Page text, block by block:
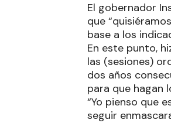
El gobernador
que
base a los
En este punto,
las (sesiones)
dos años
para que hagan
“Yo pienso que
seguir